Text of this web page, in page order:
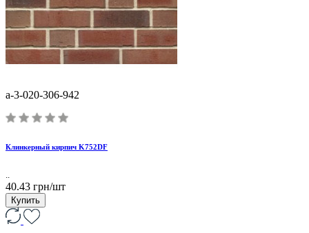
a-3-020-306-942
Клинкерный кирпич K752DF
..
40.43 грн/шт
Купить